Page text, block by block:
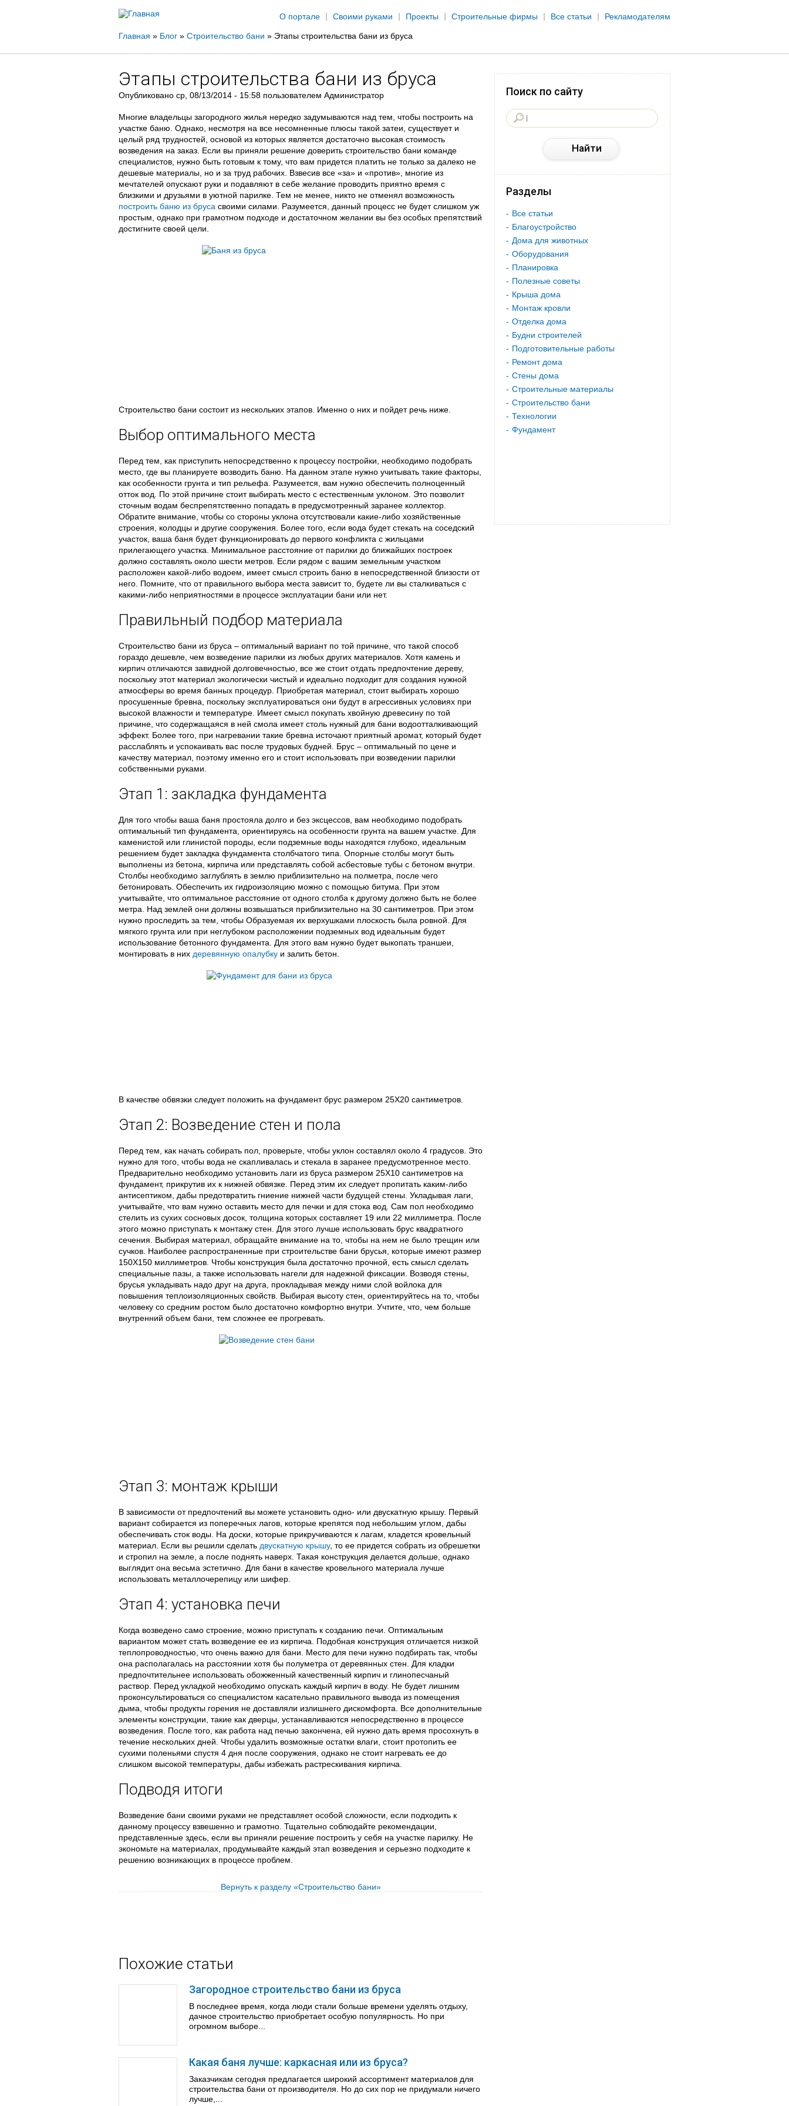
О портале
Своими руками Проекты Строительные фирмы Все статьи Рекламодателям
Вы
здесь
Главная » Блог » Строительство бани » Этапы строительства бани из бруса
Этапы строительства бани из бруса
Опубликовано ср, 08/13/2014 - 15:58 пользователем Администратор
Многие владельцы загородного жилья нередко задумываются над тем, чтобы построить на
участке баню. Однако, несмотря на все несомненные плюсы такой затеи, существует и
целый ряд трудностей, основой из которых является достаточно высокая стоимость
возведения на заказ. Если вы приняли решение доверить строительство бани команде
специалистов, нужно быть готовым к тому, что вам придется платить не только за далеко не
дешевые материалы, но и за труд рабочих. Взвесив все «за» и «против», многие из
мечтателей опускают руки и подавляют в себе желание проводить приятно время с
близкими и друзьями в уютной парилке. Тем не менее, никто не отменял возможность
построить баню из бруса своими силами. Разумеется, данный процесс не будет слишком уж
простым, однако при грамотном подходе и достаточном желании вы без особых препятствий
достигните своей цели.
Строительство бани состоит из нескольких этапов. Именно о них и пойдет речь ниже.
Выбор оптимального места
Перед тем, как приступить непосредственно к процессу постройки, необходимо подобрать
место, где вы планируете возводить баню. На данном этапе нужно учитывать такие факторы,
как особенности грунта и тип рельефа. Разумеется, вам нужно обеспечить полноценный
отток вод. По этой причине стоит выбирать место с естественным уклоном. Это позволит
сточным водам беспрепятственно попадать в предусмотренный заранее коллектор.
Обратите внимание, чтобы со стороны уклона отсутствовали какие-либо хозяйственные
строения, колодцы и другие сооружения. Более того, если вода будет стекать на соседский
участок, ваша баня будет функционировать до первого конфликта с жильцами
прилегающего участка. Минимальное расстояние от парилки до ближайших построек
должно составлять около шести метров. Если рядом с вашим земельным участком
расположен какой-либо водоем, имеет смысл строить баню в непосредственной близости от
него. Помните, что от правильного выбора места зависит то, будете ли вы сталкиваться с
какими-либо неприятностями в процессе эксплуатации бани или нет.
Правильный подбор материала
Строительство бани из бруса – оптимальный вариант по той причине, что такой способ
гораздо дешевле, чем возведение парилки из любых других материалов. Хотя камень и
кирпич отличаются завидной долговечностью, все же стоит отдать предпочтение дереву,
поскольку этот материал экологически чистый и идеально подходит для создания нужной
атмосферы во время банных процедур. Приобретая материал, стоит выбирать хорошо
просушенные бревна, поскольку эксплуатироваться они будут в агрессивных условиях при
высокой влажности и температуре. Имеет смысл покупать хвойную древесину по той
причине, что содержащаяся в ней смола имеет столь нужный для бани водоотталкивающий
эффект. Более того, при нагревании такие бревна источают приятный аромат, который будет
расслаблять и успокаивать вас после трудовых будней. Брус – оптимальный по цене и
качеству материал, поэтому именно его и стоит использовать при возведении парилки
собственными руками.
Этап 1: закладка фундамента
Для того чтобы ваша баня простояла долго и без эксцессов, вам необходимо подобрать
оптимальный тип фундамента, ориентируясь на особенности грунта на вашем участке. Для
каменистой или глинистой породы, если подземные воды находятся глубоко, идеальным
решением будет закладка фундамента столбчатого типа. Опорные столбы могут быть
выполнены из бетона, кирпича или представлять собой асбестовые тубы с бетоном внутри.
Столбы необходимо заглублять в землю приблизительно на полметра, после чего
бетонировать. Обеспечить их гидроизоляцию можно с помощью битума. При этом
учитывайте, что оптимальное расстояние от одного столба к другому должно быть не более
метра. Над землей они должны возвышаться приблизительно на 30 сантиметров. При этом
нужно проследить за тем, чтобы Образуемая их верхушками плоскость была ровной. Для
мягкого грунта или при неглубоком расположении подземных вод идеальным будет
использование бетонного фундамента. Для этого вам нужно будет выкопать траншеи,
монтировать в них деревянную опалубку и залить бетон.
В качестве обвязки следует положить на фундамент брус размером 25Х20 сантиметров.
Этап 2: Возведение стен и пола
Перед тем, как начать собирать пол, проверьте, чтобы уклон составлял около 4 градусов. Это
нужно для того, чтобы вода не скапливалась и стекала в заранее предусмотренное место.
Предварительно необходимо установить лаги из бруса размером 25Х10 сантиметров на
фундамент, прикрутив их к нижней обвязке. Перед этим их следует пропитать каким-либо
антисептиком, дабы предотвратить гниение нижней части будущей стены. Укладывая лаги,
учитывайте, что вам нужно оставить место для печки и для стока вод. Сам пол необходимо
стелить из сухих сосновых досок, толщина которых составляет 19 или 22 миллиметра. После
этого можно приступать к монтажу стен. Для этого лучше использовать брус квадратного
сечения. Выбирая материал, обращайте внимание на то, чтобы на нем не было трещин или
сучков. Наиболее распространенные при строительстве бани брусья, которые имеют размер
150Х150 миллиметров. Чтобы конструкция была достаточно прочной, есть смысл сделать
специальные пазы, а также использовать нагели для надежной фиксации. Возводя стены,
брусья укладывать надо друг на друга, прокладывая между ними слой войлока для
повышения теплоизоляционных свойств. Выбирая высоту стен, ориентируйтесь на то, чтобы
человеку со средним ростом было достаточно комфортно внутри. Учтите, что, чем больше
внутренний объем бани, тем сложнее ее прогревать.
Этап 3: монтаж крыши
В зависимости от предпочтений вы можете установить одно- или двускатную крышу. Первый
вариант собирается из поперечных лагов, которые крепятся под небольшим углом, дабы
обеспечивать сток воды. На доски, которые прикручиваются к лагам, кладется кровельный
материал. Если вы решили сделать двускатную крышу, то ее придется собрать из обрешетки
и стропил на земле, а после поднять наверх. Такая конструкция делается дольше, однако
выглядит она весьма эстетично. Для бани в качестве кровельного материала лучше
использовать металлочерепицу или шифер.
Этап 4: установка печи
Когда возведено само строение, можно приступать к созданию печи. Оптимальным
вариантом может стать возведение ее из кирпича. Подобная конструкция отличается низкой
теплопроводностью, что очень важно для бани. Место для печи нужно подбирать так, чтобы
она располагалась на расстоянии хотя бы полуметра от деревянных стен. Для кладки
предпочтительнее использовать обожженный качественный кирпич и глинопесчаный
раствор. Перед укладкой необходимо опускать каждый кирпич в воду. Не будет лишним
проконсультироваться со специалистом касательно правильного вывода из помещения
дыма, чтобы продукты горения не доставляли излишнего дискомфорта. Все дополнительные
элементы конструкции, такие как дверцы, устанавливаются непосредственно в процессе
возведения. После того, как работа над печью закончена, ей нужно дать время просохнуть в
течение нескольких дней. Чтобы удалить возможные остатки влаги, стоит протопить ее
сухими поленьями спустя 4 дня после сооружения, однако не стоит нагревать ее до
слишком высокой температуры, дабы избежать растрескивания кирпича.
Подводя итоги
Возведение бани своими руками не представляет особой сложности, если подходить к
данному процессу взвешенно и грамотно. Тщательно соблюдайте рекомендации,
представленные здесь, если вы приняли решение построить у себя на участке парилку. Не
экономьте на материалах, продумывайте каждый этап возведения и серьезно подходите к
решению возникающих в процессе проблем.
Вернуть к разделу «Строительство бани»
Похожие статьи
Загородное строительство бани из бруса
В последнее время, когда люди стали больше времени уделять отдыху,
дачное строительство приобретает особую популярность. Но при
огромном выборе...
Какая баня лучше: каркасная или из бруса?
Заказчикам сегодня предлагается широкий ассортимент материалов для
строительства бани от производителя. Но до сих пор не придумали ничего
лучше,...
Поиск по сайту
Разделы
Все статьи
Благоустройство
Дома для животных
Оборудования
Планировка
Полезные советы
Крыша дома
Монтаж кровли
Отделка дома
Будни строителей
Подготовительные работы
Ремонт дома
Стены дома
Строительные материалы
Строительство бани
Технологии
Фундамент